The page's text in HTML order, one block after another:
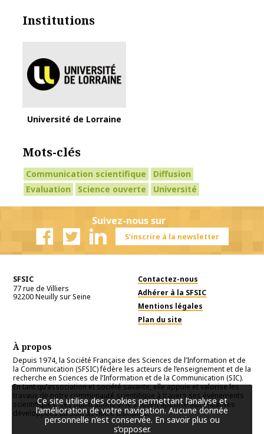
Institutions
Université de Lorraine
Mots-clés
Communication scientifique
Diffusion
Evaluation
Science ouverte Université
Suivez-nous sur
S'inscrire à la newsletter
SFSIC
77 rue de Villiers
92200Neuilly sur Seine
Contactez-nous
Adhérer à la SFSIC
Mentions légales
Plan du site
À propos
Depuis 1974, la Société Française des Sciences de l’Information et de
la Communication (SFSIC) fédère les acteurs de l’enseignement et de la
recherche en Sciences de l’Information et de la Communication (SIC).
En tant qu’association et société savante, elle appuie et valorise les
travaux de notre communauté scientifique à travers ses événements
scientifiques, ses publications et le soutien apporté aux initiatives
développées au sein de notre discipline.
Ce site utilise des cookies permettant l’analyse et
l’amélioration de votre navigation. Aucune donnée
personnelle n’est conservée. En savoir plus ou
s’opposer.